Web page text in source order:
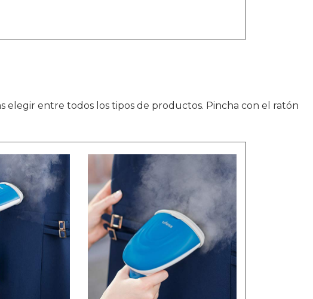
elegir entre todos los tipos de productos. Pincha con el ratón